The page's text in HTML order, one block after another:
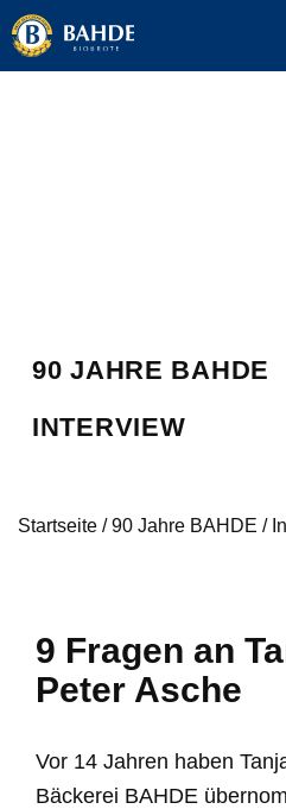
90 JAHRE BAHDE
INTERVIEW
Startseite /90 Jahre BAHDE /
9 Fragen an
Peter Asche
Vor 14 Jahren haben
Bäckerei BAHDE